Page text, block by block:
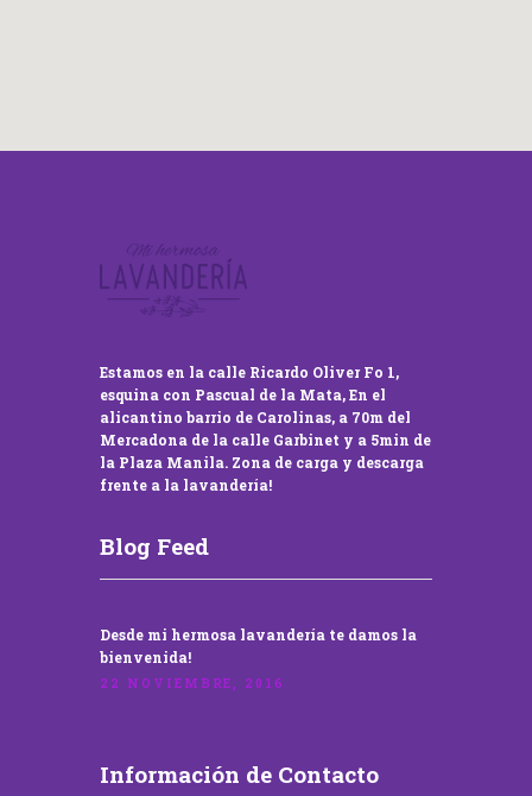
Estamos en la calle Ricardo Oliver Fo 1,
esquina con Pascual de la Mata, En el
alicantino barrio de Carolinas, a 70m del
Mercadona de la calle Garbinet y a 5min de
la Plaza Manila. Zona de carga y descarga
frente a la lavandería!
Blog Feed
Desde mi hermosa lavandería te damos la
bienvenida!
22 NOVIEMBRE, 2016
Información de Contacto